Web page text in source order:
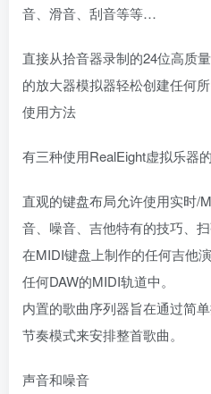
音、滑音、刮音等等…
直接从拾音器录制的24位高质
的放大器模拟器轻松创建任何所
使用方法
有三种使用RealEight虚拟乐器的
直观的键盘布局允许使用实时/
音、噪音、吉他特有的技巧、扫
在MIDI键盘上制作的任何吉他
任何DAW的MIDI轨道中。
内置的歌曲序列器旨在通过简
节奏模式来安排整首歌曲。
声音和噪音